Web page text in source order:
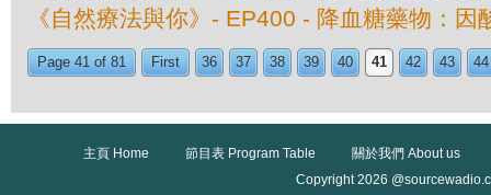
《自然療法與你》- EP400 - 降血糖藥物：因
Page 41 of 81 First 36 37 38 39 40 41 42 43 44
主頁 Home 節目表 Program Table
關於我們 About us
Copyright 2026